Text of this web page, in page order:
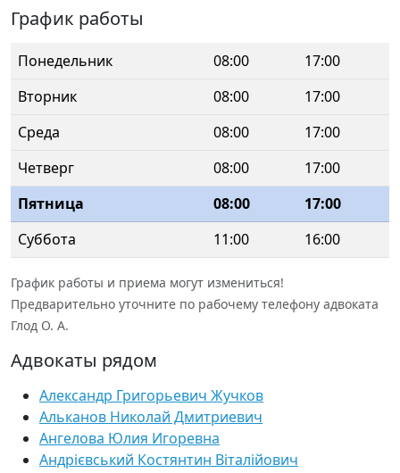
График работы
Понедельник 08:00
17:00
Вторник
08:00
17:00
Среда
08:00
17:00
Четверг
08:00
17:00
Пятница
08:00
17:00
Суббота
11:00 16:00
График работы и приема могут измениться!
Предварительно уточните по рабочему телефону адвоката
Глод О. А.
Адвокаты рядом
Александр Григорьевич Жучков
Альканов Николай Дмитриевич
Ангелова Юлия Игоревна
Андрієвський Костянтин Віталійович